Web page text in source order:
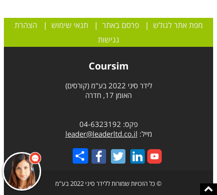
מפת אתר לגולש |פרסם באתר | תנאי שימוש | הצהרת
נגישות
Coursim
לידר סיני 2022 בע"מ (קורסים)
האומן 17, חדרה
פקס: 04-6323192
מייל: leader@leaderltd.co.il
Share
© כל הזכויות שמורות ללידר סיני 2022 בע"מ